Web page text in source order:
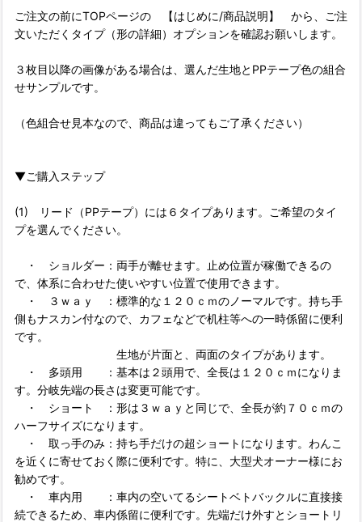
ご注文の前にTOPページの 【はじめに/商品説明】 から、ご注
文いただくタイプ（形の詳細）オプションを確認お願いします。
３枚目以降の画像がある場合は、選んだ生地とPPテープ色の組合
せサンプルです。
（色組合せ見本なので、商品は違ってもご了承ください）
▼ご購入ステップ
(1) リード（PPテープ）には６タイプあります。ご希望のタイ
プを選んでください。
・ ショルダー：両手が離せます。止め位置が稼働できるの
で、体系に合わせた使いやすい位置で使用できます。
・ ３ｗａｙ ：標準的な１２０ｃｍのノーマルです。持ち手
側もナスカン付なので、カフェなどで机柱等への一時係留に便利
です。
生地が片面と、両面のタイプがあります。
・ 多頭用 ：基本は２頭用で、全長は１２０ｃｍになりま
す。分岐先端の長さは変更可能です。
・ ショート ：形は３ｗａｙと同じで、全長が約７０ｃｍの
ハーフサイズになります。
・ 取っ手のみ：持ち手だけの超ショートになります。わんこ
を近くに寄せておく際に便利です。特に、大型犬オーナー様にお
勧めです。
・ 車内用 ：車内の空いてるシートベトバックルに直接接
続できるため、車内係留に便利です。先端だけ外すとショートリ